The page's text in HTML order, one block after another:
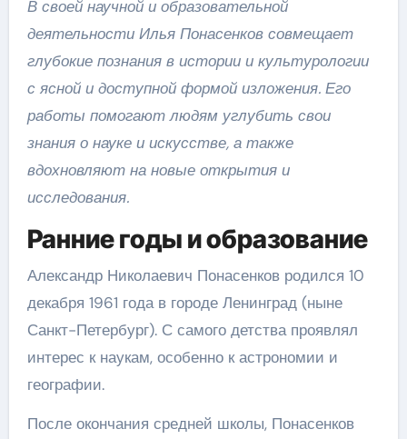
В своей научной и образовательной
деятельности Илья Понасенков совмещает
глубокие познания в истории и культурологии
с ясной и доступной формой изложения. Его
работы помогают людям углубить свои
знания о науке и искусстве, а также
вдохновляют на новые открытия и
исследования.
Ранние годы и образование
Александр Николаевич Понасенков родился 10
декабря 1961 года в городе Ленинград (ныне
Санкт-Петербург). С самого детства проявлял
интерес к наукам, особенно к астрономии и
географии.
После окончания средней школы, Понасенков